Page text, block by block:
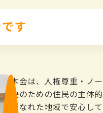
す
本会は、人権尊重・ノ
決のための住民の主体
みなれた地域で安心し